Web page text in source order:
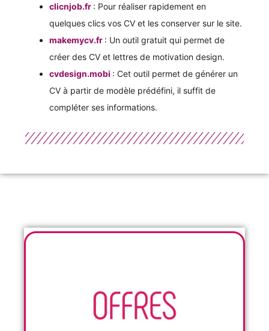
clicnjob.fr : Pour réaliser rapidement en
quelques clics vos CV et les conserver sur le site.
makemycv.fr : Un outil gratuit qui permet de
créer des CV et lettres de motivation design.
cvdesign.mobi : Cet outil permet de générer un
CV à partir de modèle prédéfini, il suffit de
compléter ses informations.